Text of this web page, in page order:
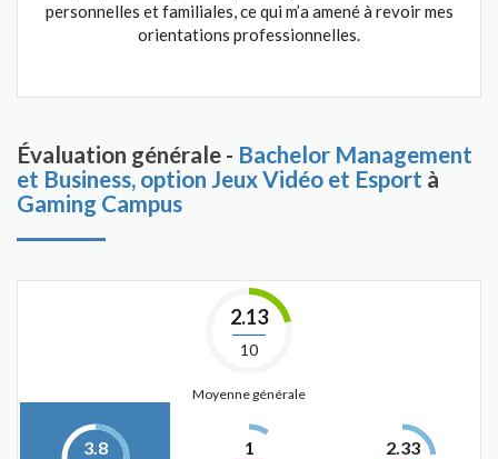
personnelles et familiales, ce qui m’a amené à revoir mes
orientations professionnelles.
Évaluation générale - Bachelor Management
et Business, option Jeux Vidéo et Esport à
Gaming Campus
2.13
10
Moyenne générale
3.8 1 2.33